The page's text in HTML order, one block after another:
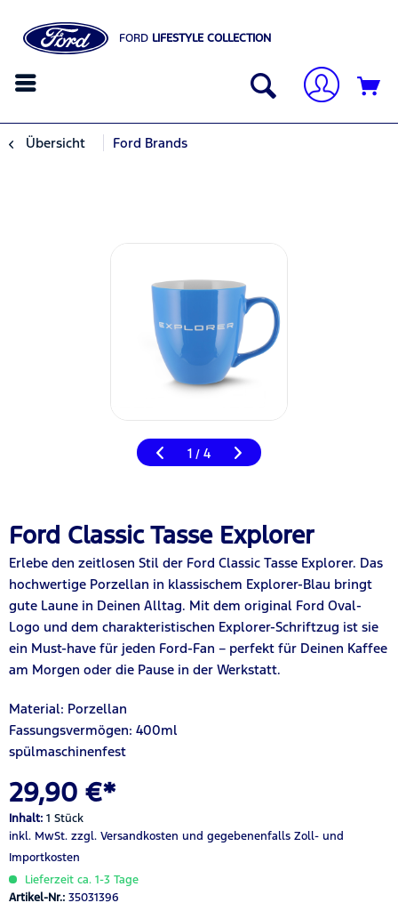
FORD LIFESTYLE COLLECTION
Übersicht Ford Brands
1 / 4
Ford Classic Tasse Explorer
Erlebe den zeitlosen Stil der Ford Classic Tasse Explorer. Das
hochwertige Porzellan in klassischem Explorer-Blau bringt
gute Laune in Deinen Alltag. Mit dem original Ford Oval-
Logo und dem charakteristischen Explorer-Schriftzug ist sie
ein Must-have für jeden Ford-Fan – perfekt für Deinen Kaffee
am Morgen oder die Pause in der Werkstatt.
Material: Porzellan
Fassungsvermögen: 400ml
spülmaschinenfest
29,90 €*
Inhalt: 1 Stück
inkl. MwSt. zzgl. Versandkosten und gegebenenfalls Zoll- und
Importkosten
Lieferzeit ca. 1-3 Tage
Artikel-Nr.: 35031396